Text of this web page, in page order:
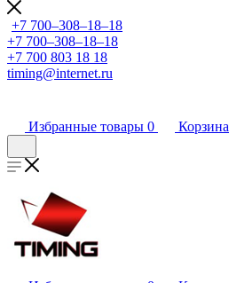
+7 700‒308‒18‒18
+7 700‒308‒18‒18
+7 700 803 18 18
timing@internet.ru
Избранные товары 0 Корзина